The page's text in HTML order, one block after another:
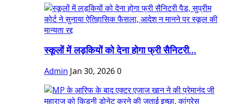
स्कूलों में लड़कियों को देना होगा फ्री सैनिटरी...
Admin Jan 30, 2026 0